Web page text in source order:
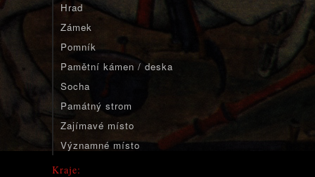
Hrad
Zámek
Pomník
Pamětní kámen / deska
Socha
Památný strom
Zajímavé místo
Významné místo
Kraje: